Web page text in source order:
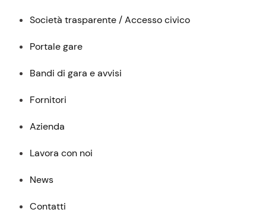
Società trasparente / Accesso civico
Portale gare
Bandi di gara e avvisi
Fornitori
Azienda
Lavora con noi
News
Contatti